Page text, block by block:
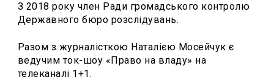
З 2018 року член Ради громадського контролю
Державного бюро розслідувань.
Разом з журналісткою Наталією Мосейчук є
ведучим ток-шоу «Право на владу» на
телеканалі 1+1.